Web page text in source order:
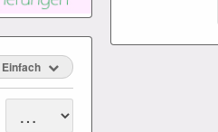
Einfach